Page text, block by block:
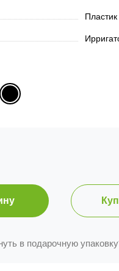
Пластик
в подарочную